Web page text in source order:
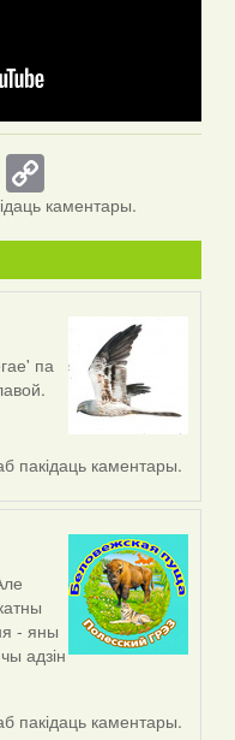
Copy
Link
каментары.
па
пакідаць каментары.
- яны
адзін
пакідаць каментары.